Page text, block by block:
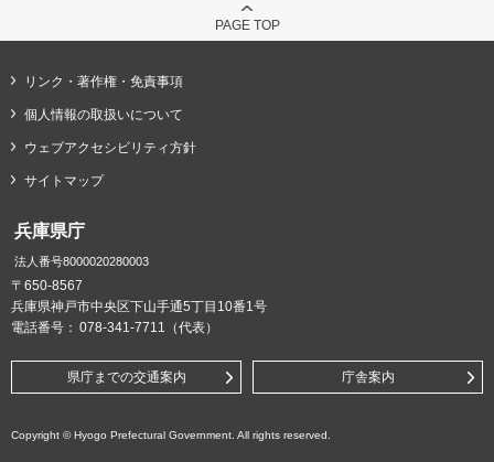
PAGE TOP
リンク・著作権・免責事項
個人情報の取扱いについて
ウェブアクセシビリティ方針
サイトマップ
兵庫県庁
法人番号8000020280003
〒650-8567
兵庫県神戸市中央区下山手通5丁目10番1号
電話番号： 078-341-7711（代表）
県庁までの交通案内 庁舎案内
Copyright © Hyogo Prefectural Government. All rights reserved.